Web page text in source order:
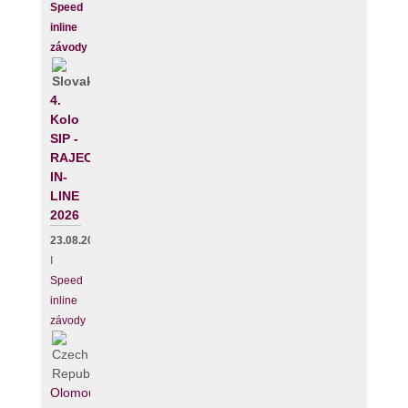
Speed
inline
závody
4.
Kolo
SIP -
RAJECKÝ
IN-
LINE
2026
23.08.2026
Speed
inline
závody
Olomouc